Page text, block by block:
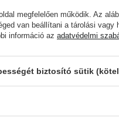
percig. Ezután
be az ujjbegyeddel.
megfelelően működik. Az
van beállítani a tárolási
információ az adatvédelmi
biztosító sütik